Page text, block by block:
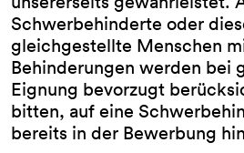
Schwerbehinderte oder
gleichgestellte Menschen
Behinderungen werden bei
Eignung bevorzugt
bitten, auf eine
bereits in der Bewerbung